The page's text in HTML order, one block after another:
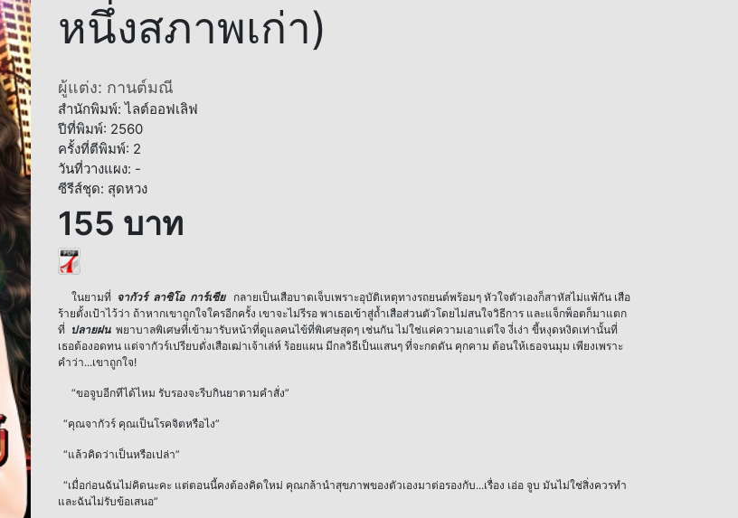
หนึ่งสภาพเก่า)
ผู้แต่ง: กานต์มณี
สำนักพิมพ์: ไลต์ออฟเลิฟ
ปีที่พิมพ์: 2560
ครั้งที่ตีพิมพ์: 2
วันที่วางแผง: -
ซีรีส์ชุด: สุดหวง
155 บาท
ในยามที่ จากัวร์ ลาซิโอ การ์เซียกลายเป็นเสือบาดเจ็บเพราะอุบัติเหตุทางรถยนต์พร้อมๆ หัวใจตัวเองก็สาหัสไม่แพ้กัน เสือ
ร้ายตั้งเป้าไว้ว่า ถ้าหากเขาถูกใจใครอีกครั้ง เขาจะไม่รีรอ พาเธอเข้าสู่ถ้ำเสือส่วนตัวโดยไม่สนใจวิธีการ และแจ็กพ็อตก็มาแตก
ที่ ปลายฝน พยาบาลพิเศษที่เข้ามารับหน้าที่ดูแลคนไข้ที่พิเศษสุดๆ เช่นกัน ไม่ใช่แค่ความเอาแต่ใจ งี่เง่า ขี้หงุดหงิดเท่านั้นที่
เธอต้องอดทน แต่จากัวร์เปรียบดั่งเสือเฒ่าเจ้าเล่ห์ ร้อยแผน มีกลวิธีเป็นแสนๆ ที่จะกดดัน คุกคาม ต้อนให้เธอจนมุม เพียงเพราะ
คำว่า...เขาถูกใจ!
“ขอจูบอีกทีได้ไหม รับรองจะรีบกินยาตามคำสั่ง”
“คุณจากัวร์ คุณเป็นโรคจิตหรือไง”
“แล้วคิดว่าเป็นหรือเปล่า”
“เมื่อก่อนฉันไม่คิดนะคะ แต่ตอนนี้คงต้องคิดใหม่ คุณกล้านำสุขภาพของตัวเองมาต่อรองกับ...เรื่อง เอ่อ จูบ มันไม่ใช่สิ่งควรทำ
และฉันไม่รับข้อเสนอ”